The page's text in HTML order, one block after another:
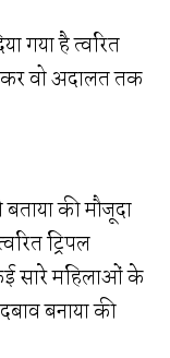
गया है त्वरित
वो अदालत तक
की मौजूदा
ट्रिपल
सारे महिलाओं के
बनाया की